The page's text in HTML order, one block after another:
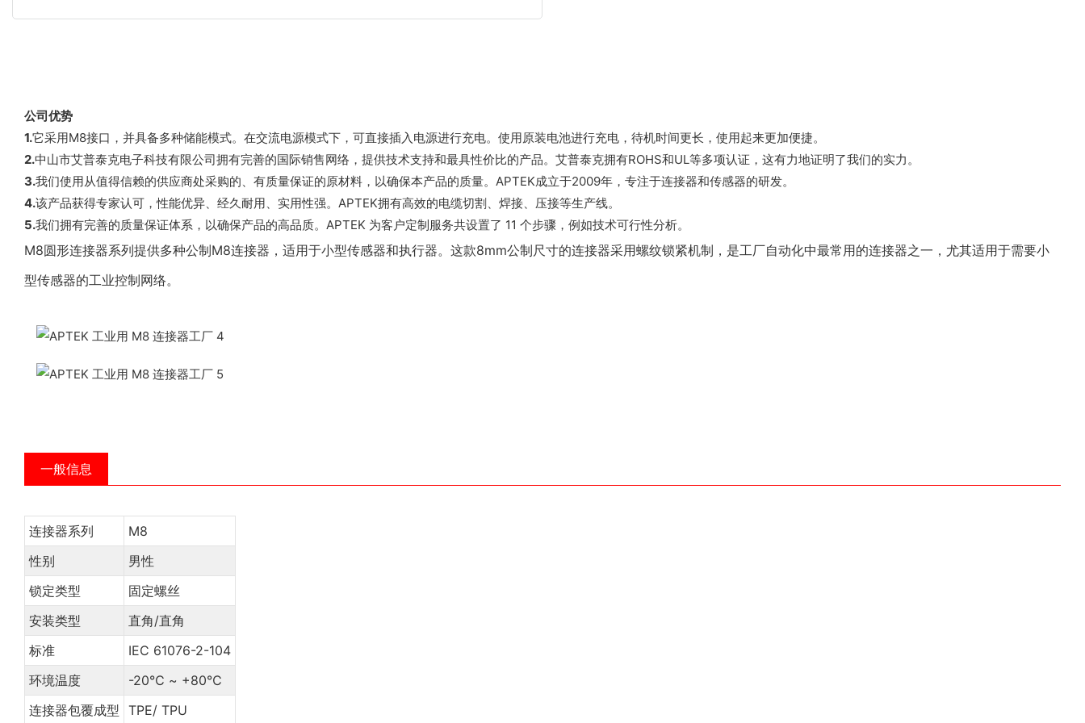
公司优势
1.它采用M8接口，并具备多种储能模式。在交流电源模式下，可直接插入电源进行充电。使用原装电池进行充电，待机时间更长，使用起来更加便捷。
2.中山市艾普泰克电子科技有限公司拥有完善的国际销售网络，提供技术支持和最具性价比的产品。艾普泰克拥有ROHS和UL等多项认证，这有力地证明了我们的实力。
3.我们使用从值得信赖的供应商处采购的、有质量保证的原材料，以确保本产品的质量。APTEK成立于2009年，专注于连接器和传感器的研发。
4.该产品获得专家认可，性能优异、经久耐用、实用性强。APTEK拥有高效的电缆切割、焊接、压接等生产线。
5.我们拥有完善的质量保证体系，以确保产品的高品质。APTEK 为客户定制服务共设置了 11 个步骤，例如技术可行性分析。
M8圆形连接器系列提供多种公制M8连接器，适用于小型传感器和执行器。这款8mm公制尺寸的连接器采用螺纹锁紧机制，是工厂自动化中最常用的连接器之一，尤其适用于需要小
型传感器的工业控制网络。
一般信息
连接器系列
M8
性别
男性
锁定类型
固定螺丝
安装类型
直角/直角
标准
IEC 61076-2-104
环境温度
-20℃ ~ +80℃
连接器包覆成型 TPE/ TPU